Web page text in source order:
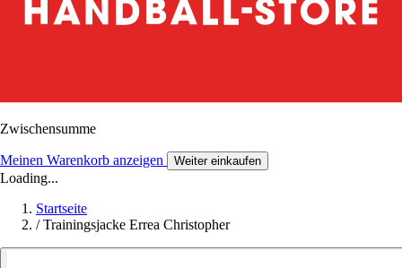
Zwischensumme
Meinen Warenkorb anzeigen Weiter einkaufen
Loading...
Startseite
/ Trainingsjacke Errea Christopher